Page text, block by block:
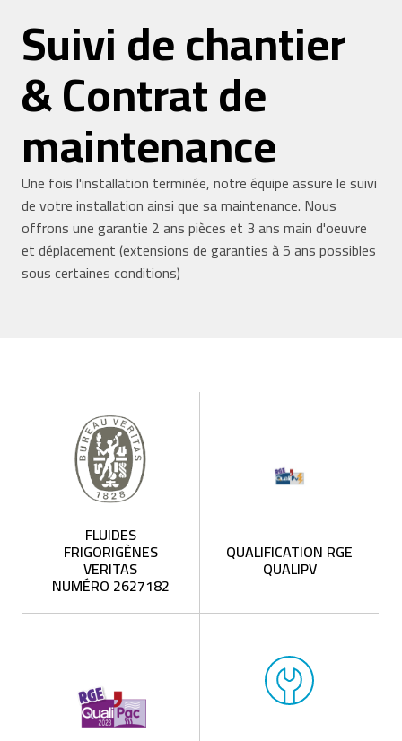
Suivi de chantier
& Contrat de
maintenance
Une fois l'installation terminée, notre équipe assure le suivi
de votre installation ainsi que sa maintenance. Nous
offrons une garantie 2 ans pièces et 3 ans main d'oeuvre
et déplacement (extensions de garanties à 5 ans possibles
sous certaines conditions)
FLUIDES
FRIGORIGÈNES
VERITAS
NUMÉRO 2627182
QUALIFICATION RGE
QUALIPV